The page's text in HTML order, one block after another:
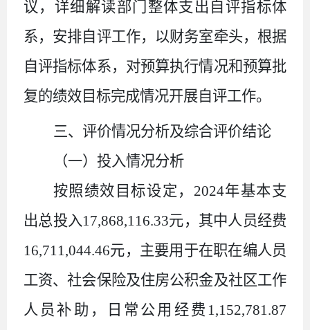
议，详细解读部门整体支出自评指标体
系，安排自评工作，以财务室牵头，根据
自评指标体系，对预算执行情况和预算批
复的绩效目标完成情况开展自评工作。
三、评价情况分析及综合评价结论
（一）投入情况分析
按照绩效目标设定， 2024年基本支
出总投入17,868,116.33元，其中人员经费
16,711 ,044.46元，主要用于在职在编人员
工资、社会保险及住房公积金及社区工作
人员补助，日常公用经费 1 ,152,781 .87